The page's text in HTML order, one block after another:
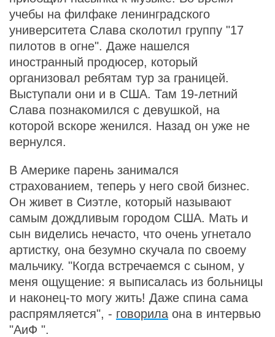
учебы на филфаке ленинградского
университета Слава сколотил группу "17
пилотов в огне". Даже нашелся
иностранный продюсер, который
организовал ребятам тур за границей.
Выступали они и в США. Там 19-летний
Слава познакомился с девушкой, на
которой вскоре женился. Назад он уже не
вернулся.
В Америке парень занимался
страхованием, теперь у него свой бизнес.
Он живет в Сиэтле, который называют
самым дождливым городом США. Мать и
сын виделись нечасто, что очень угнетало
артистку, она безумно скучала по своему
мальчику. "Когда встречаемся с сыном, у
меня ощущение: я выписалась из больницы
и наконец-то могу жить! Даже спина сама
распрямляется", - говорила она в интервью
"АиФ ".